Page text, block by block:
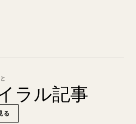
ラル記事
る